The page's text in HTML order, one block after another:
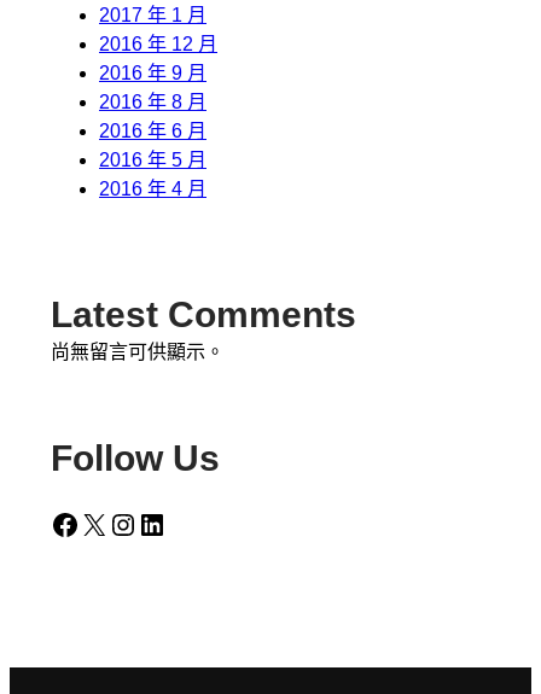
2017 年 1 月
2016 年 12 月
2016 年 9 月
2016 年 8 月
2016 年 6 月
2016 年 5 月
2016 年 4 月
Latest Comments
尚無留言可供顯示。
Follow Us
Facebook X Instagram LinkedIn